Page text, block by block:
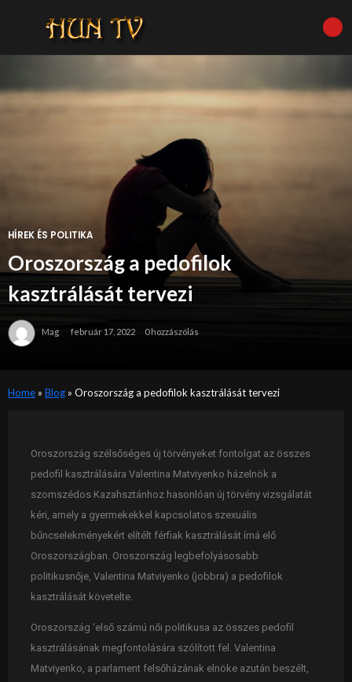
HÍREK ÉS POLITIKA
Oroszország a pedofilok
kasztrálását tervezi
Mag február 17, 2022 0 hozzászólás
Home» Blog» Oroszország a pedofilok kasztrálását tervezi
Oroszország szélsőséges új törvényeket fontolgat az összes
pedofil kasztrálására Valentina Matviyenko házelnök a
szomszédos Kazahsztánhoz hasonlóan új törvény vizsgálatát
kéri, amely a gyermekekkel kapcsolatos szexuális
bűncselekményekért elítélt férfiak kasztrálását írná elő
Oroszországban. Oroszország legbefolyásosabb
politikusnője, Valentina Matviyenko (jobbra) a pedofilok
kasztrálását követelte.
Oroszország ‘első számú női politikusa az összes pedofil
kasztrálásának megfontolására szólított fel. Valentina
Matviyenko, a parlament felsőházának elnöke azután beszélt,